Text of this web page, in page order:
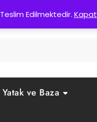
Edilmektedir. Kapat
Yatak ve Baza